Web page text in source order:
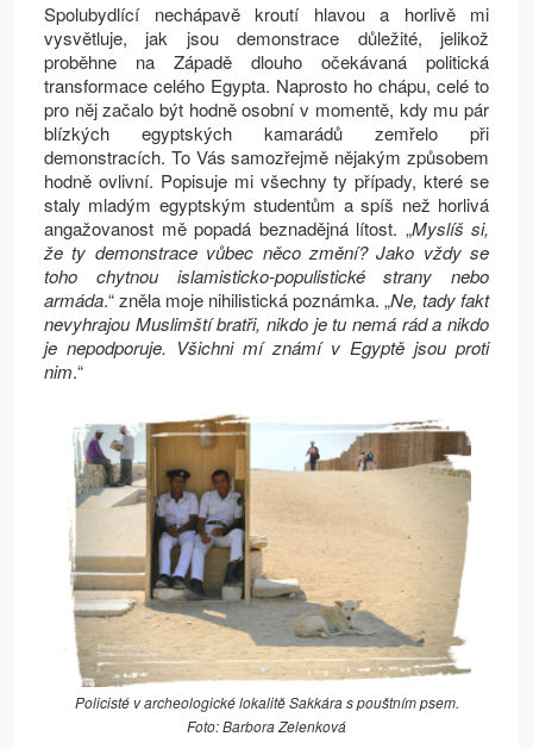
Spolubydlící nechápavě kroutí hlavou a horlivě mi
vysvětluje, jak jsou demonstrace důležité, jelikož
proběhne na Západě dlouho očekávaná politická
transformace celého Egypta. Naprosto ho chápu, celé to
pro něj začalo být hodně osobní v momentě, kdy mu pár
blízkých egyptských kamarádů zemřelo při
demonstracích. To Vás samozřejmě nějakým způsobem
hodně ovlivní. Popisuje mi všechny ty případy, které se
staly mladým egyptským studentům a spíš než horlivá
angažovanost mě popadá beznadějná lítost. „Myslíš si,
že ty demonstrace vůbec něco změní? Jako vždy se
toho chytnou islamisticko-populistické strany nebo
armáda.“ zněla moje nihilistická poznámka. „Ne, tady fakt
nevyhrajou Muslimští bratři, nikdo je tu nemá rád a nikdo
je nepodporuje. Všichni mí známí v Egyptě jsou proti
nim.“
Policisté v archeologické lokalitě Sakkára s pouštním psem.
Foto: Barbora Zelenková